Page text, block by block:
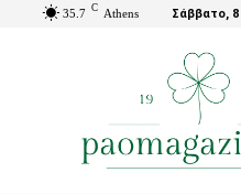
35.7 C Athens Σάββατο,